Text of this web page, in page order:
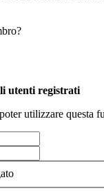
utenti registrati
utilizzare questa